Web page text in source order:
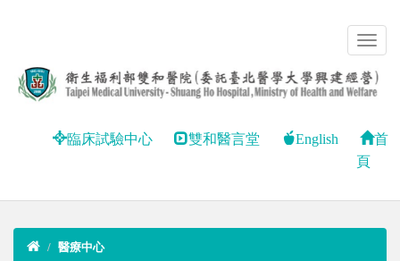
臨床試驗中心 雙和醫言堂 English
首
頁
醫療中心